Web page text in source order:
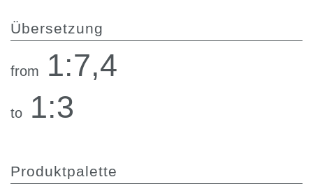
Übersetzung
from 1:7,4
to 1:3
Produktpalette